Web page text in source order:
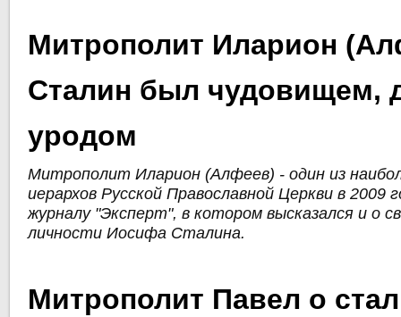
Митрополит Иларион
Сталин был чудовищем,
уродом
Митрополит Иларион (Алфеев) - один из
иерархов Русской Православной Церкви в 2009
журналу "Эксперт", в котором высказался и о
личности Иосифа Сталина.
Митрополит Павел о